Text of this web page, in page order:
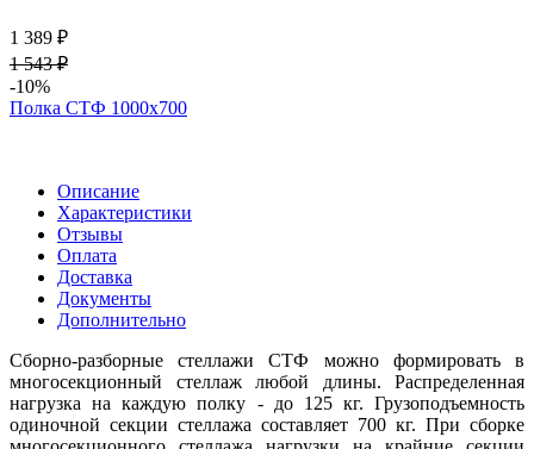
1 389 ₽
1 543 ₽
-10%
Полка СТФ 1000х700
Описание
Характеристики
Отзывы
Оплата
Доставка
Документы
Дополнительно
Сборно-разборные стеллажи СТФ можно формировать в
многосекционный стеллаж любой длины. Распределенная
нагрузка на каждую полку - до 125 кг. Грузоподъемность
одиночной секции стеллажа составляет 700 кг. При сборке